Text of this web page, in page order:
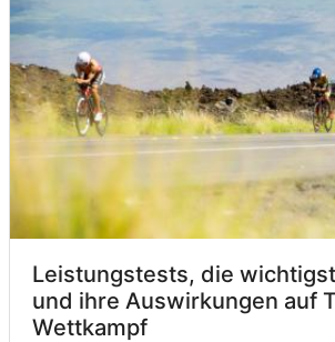
Leistungstests, die
und ihre Auswirkungen auf
Wettkampf